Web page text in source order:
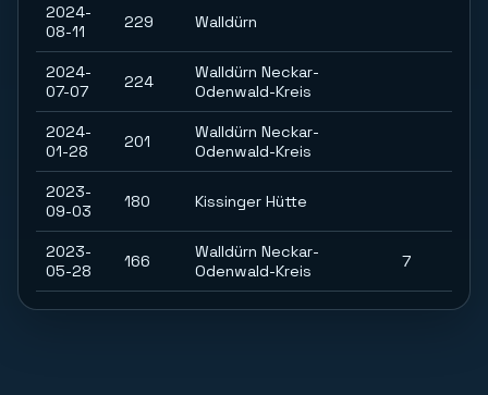
2024-
08-11
229 Walldürn
2024-
07-07
224
Walldürn Neckar-
Odenwald-Kreis
2024-
01-28
201
Walldürn Neckar-
Odenwald-Kreis
2023-
09-03
180 Kissinger Hütte
2023-
05-28
166
Walldürn Neckar-
Odenwald-Kreis
7